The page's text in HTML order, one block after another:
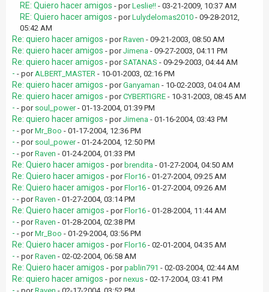
RE: Quiero hacer amigos - porLeslie!! - 03-21-2009, 10:37 AM
RE: Quiero hacer amigos - porLulydelomas2010 - 09-28-2012,
05:42 AM
Re: quiero hacer amigos - porRaven - 09-21-2003, 08:50 AM
Re: quiero hacer amigos - porJimena - 09-27-2003, 04:11 PM
Re: quiero hacer amigos - porSATANAS - 09-29-2003, 04:44 AM
- - porALBERT_MASTER - 10-01-2003, 02:16 PM
Re: quiero hacer amigos - porGanyaman - 10-02-2003, 04:04 AM
Re: quiero hacer amigos - porCYBERTIGRE - 10-31-2003, 08:45 AM
- - por soul_power- 01-13-2004, 01:39 PM
Re: quiero hacer amigos - porJimena - 01-16-2004, 03:43 PM
- - porMr_Boo - 01-17-2004, 12:36 PM
- - por soul_power- 01-24-2004, 12:50 PM
- - porRaven - 01-24-2004, 01:33 PM
Re: Quiero hacer amigos - por brendita - 01-27-2004, 04:50 AM
Re: Quiero hacer amigos - porFlor16 - 01-27-2004, 09:25 AM
Re: Quiero hacer amigos - porFlor16 - 01-27-2004, 09:26 AM
- - porRaven - 01-27-2004, 03:14 PM
Re: Quiero hacer amigos - porFlor16 - 01-28-2004, 11:44 AM
- - porRaven - 01-28-2004, 02:38 PM
- - porMr_Boo - 01-29-2004, 03:56 PM
Re: Quiero hacer amigos - porFlor16 - 02-01-2004, 04:35 AM
- - porRaven - 02-02-2004, 06:58 AM
Re: Quiero hacer amigos - porpablin791 - 02-03-2004, 02:44 AM
Re: quiero hacer amigos - pornexus - 02-17-2004, 03:41 PM